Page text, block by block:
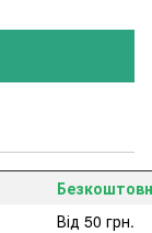
Від 50 грн.